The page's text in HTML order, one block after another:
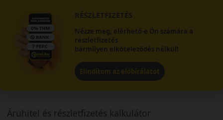
RÉSZLETFIZETÉS
Nézze meg, elérhető-e Ön számára a
részletfizetés
bármilyen elköteleződés nélkül!
Elindítom az előbírálatot
Áruhitel és részletfizetés kalkulátor